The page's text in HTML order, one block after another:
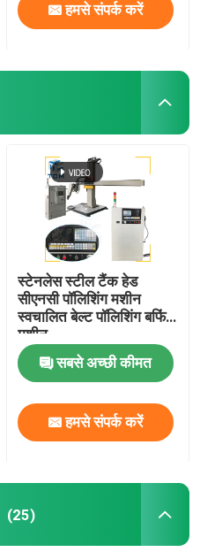
हमसे संपर्क करें
स्टेनलेस स्टील टैंक हेड
सीएनसी पॉलिशिंग मशीन
स्वचालित बेल्ट पॉलिशिंग बफिंग
मशीन
सबसे अच्छी कीमत
हमसे संपर्क करें
(25)